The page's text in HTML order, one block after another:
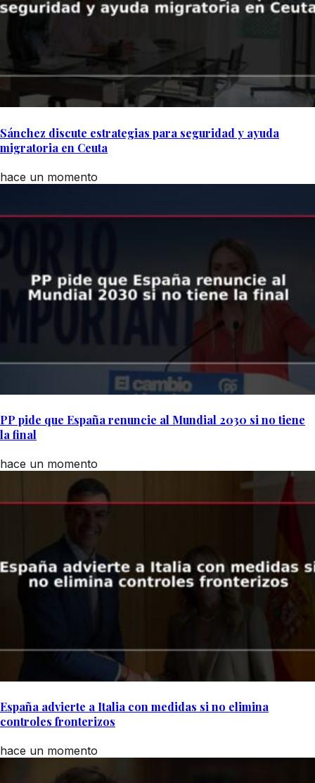
Sánchez discute estrategias para seguridad y ayuda
migratoria en Ceuta
hace un momento
PP pide que España renuncie al Mundial 2030 si no tiene
la final
hace un momento
España advierte a Italia con medidas si no elimina
controles fronterizos
hace un momento